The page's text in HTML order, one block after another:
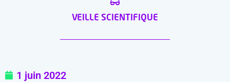
VEILLE SCIENTIFIQUE
1 juin 2022